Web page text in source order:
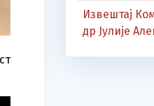
Извештај
др Јулије